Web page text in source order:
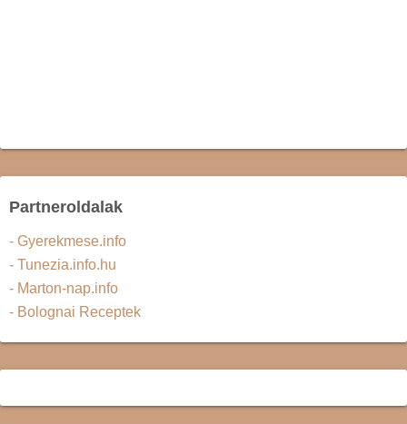
Partneroldalak
- Gyerekmese.info
- Tunezia.info.hu
- Marton-nap.info
- Bolognai Receptek